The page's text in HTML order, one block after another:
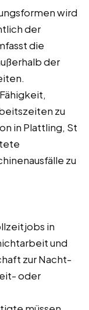
wird
der
die
der
zu
in Plattling, St
zu
in
und
zur Nacht-
oder